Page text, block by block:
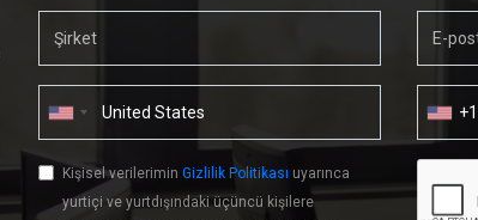
+1
Kişisel verilerimin Gizlilik Politikası uyarınca
yurtiçi ve yurtdışındaki üçüncü kişilere